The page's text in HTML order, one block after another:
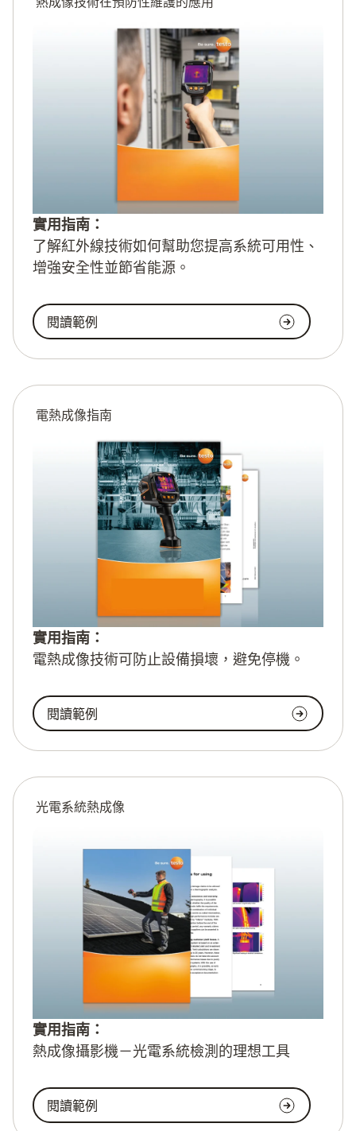
實用指南：
了解紅外線技術如何幫助您提高系統可用性、
增強安全性並節省能源。
閱讀範例
電熱成像指南
實用指南：
電熱成像技術可防止設備損壞，避免停機。
閱讀範例
光電系統熱成像
實用指南：
熱成像攝影機－光電系統檢測的理想工具
閱讀範例